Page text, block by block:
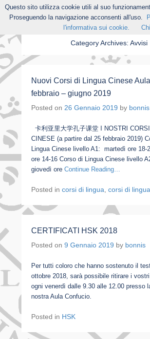
Category Archives: Avvisi
Nuovi Corsi di Lingua Cinese
febbraio – giugno 2019
Posted on 26 Gennaio 2019 by bonnis
卡利亚里大学孔子课堂 I NOSTRI
CINESE (a partire dal 25 febbraio 2019)
Lingua Cinese livello A1: martedì ore 18-
ore 14-16 Corso di Lingua Cinese livello
giovedì ore Continue Reading…
Posted in corsi di lingua corsi di lingua
CERTIFICATI HSK 2018
Posted on 9 Gennaio 2019 by bonnis
Per tutti coloro che hanno sostenuto il
ottobre 2018, sarà possibile ritirare i
ogni venerdì dalle 9.30 alle 12.00 presso
nostra Aula Confucio.
Posted in HSK
Questo sito utilizza cookie utili al suo
Proseguendo la navigazione acconsenti all'uso.
l'informativa sui cookie.